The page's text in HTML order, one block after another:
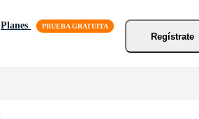
Planes
Regístrate